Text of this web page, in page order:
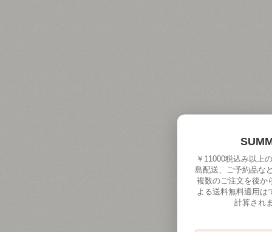
￥11000税込み以上
島配送、ご予約品な
複数のご注文を後か
よる送料無料適用は
計算され